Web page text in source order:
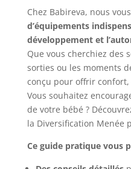
Chez Babireva, nous
d’équipements
développement et
Que vous cherchiez des
sorties ou les moments
conçu pour offrir
Vous souhaitez
de votre bébé ?
la Diversification Menée
Ce guide pratique vous